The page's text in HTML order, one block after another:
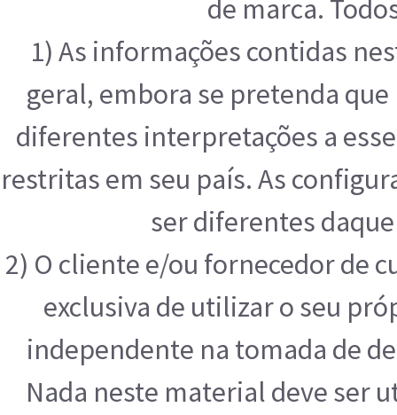
de marca.
1) As informações contidas
geral, embora se pretenda
diferentes interpretações a
restritas em seu país. As
ser diferentes
2) O cliente e/ou fornecedor de
exclusiva de utilizar o seu
independente na tomada de
Nada neste material deve ser